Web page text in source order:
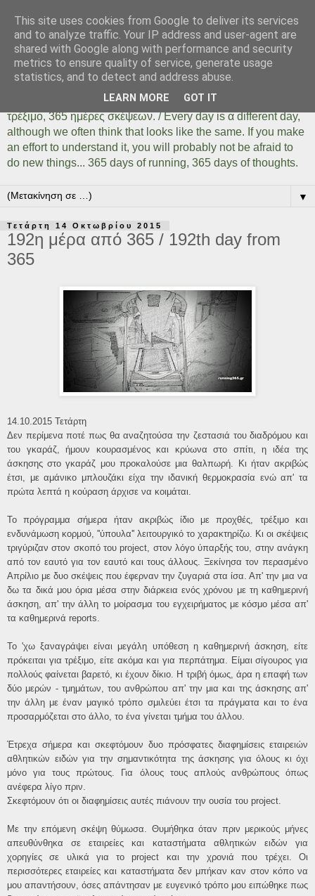
Days Of Running 365
Κάθε μέρα είναι μια διαφορετική ημέρα όσο ίδια και αν
φαίνεται. Αρκεί να το καταλάβουμε, αρκεί να δοκιμάσουμε,
αρκεί να μην φοβηθούμε να κάνουμε πράγματα... 365 ημέρες
τρέξιμο, 365 ημέρες σκέψεων. / Every day is α different day,
although we often think that looks like the same. If you make
an effort to understand it, you will probably not be afraid to
do new things... 365 days of running, 365 days of thoughts.
▼
Τετάρτη 14 Οκτωβρίου 2015
192η μέρα από 365 / 192th day from
365
14.10.2015 Τετάρτη
Δεν περίμενα ποτέ πως θα αναζητούσα την ζεστασιά του διαδρόμου και
του γκαράζ, ήμουν κουρασμένος και κρύωνα στο σπίτι, η ιδέα της
άσκησης στο γκαράζ μου προκαλούσε μια θαλπωρή. Κι ήταν ακριβώς
έτσι, με αμάνικο μπλουζάκι είχα την ιδανική θερμοκρασία ενώ απ' τα
πρώτα λεπτά η κούραση άρχισε να κοιμάται.
Το πρόγραμμα σήμερα ήταν ακριβώς ίδιο με προχθές, τρέξιμο και
ενδυνάμωση κορμού, ''ύπουλα'' λειτουργικό το χαρακτηρίζω. Κι οι σκέψεις
τριγύριζαν στον σκοπό του project, στον λόγο ύπαρξής του, στην ανάγκη
από τον εαυτό για τον εαυτό και τους άλλους. Ξεκίνησα τον περασμένο
Απρίλιο με δυο σκέψεις που έφερναν την ζυγαριά στα ίσα. Απ' την μια να
δω τα δικά μου όρια μέσα στην διάρκεια ενός χρόνου με τη καθημερινή
άσκηση, απ' την άλλη το μοίρασμα του εγχειρήματος με κόσμο μέσα απ'
τα καθημερινά reports.
Το 'χω ξαναγράψει είναι μεγάλη υπόθεση η καθημερινή άσκηση, είτε
πρόκειται για τρέξιμο, είτε ακόμα και για περπάτημα. Είμαι σίγουρος για
πολλούς φαίνεται βαρετό, κι έχουν δίκιο. Η τριβή όμως, άρα η επαφή των
δύο μερών - τμημάτων, του ανθρώπου απ' την μια και της άσκησης απ'
την άλλη με έναν μαγικό τρόπο σμιλεύει έτσι τα πράγματα και το ένα
προσαρμόζεται στο άλλο, το ένα γίνεται τμήμα του άλλου.
Έτρεχα σήμερα και σκεφτόμουν δυο πρόσφατες διαφημίσεις εταιρειών
αθλητικών ειδών για την σημαντικότητα της άσκησης για όλους κι όχι
μόνο για τους πρώτους. Για όλους τους απλούς ανθρώπους όπως
ανέφερα λίγο πριν.
Σκεφτόμουν ότι οι διαφημίσεις αυτές πιάνουν την ουσία του project.
Με την επόμενη σκέψη θύμωσα. Θυμήθηκα όταν πριν μερικούς μήνες
απευθύνθηκα σε εταιρείες και καταστήματα αθλητικών ειδών για
χορηγίες σε υλικά για το project και την χρονιά που τρέχει. Οι
περισσότερες εταιρείες και καταστήματα δεν μπήκαν καν στον κόπο να
μου απαντήσουν, όσες απάντησαν με ευγενικό τρόπο μου ειπώθηκε πως
This site uses cookies from Google to deliver its services
and to analyze traffic. Your IP address and user-agent are
shared with Google along with performance and security
metrics to ensure quality of service, generate usage
statistics, and to detect and address abuse.
LEARN MORE GOT IT